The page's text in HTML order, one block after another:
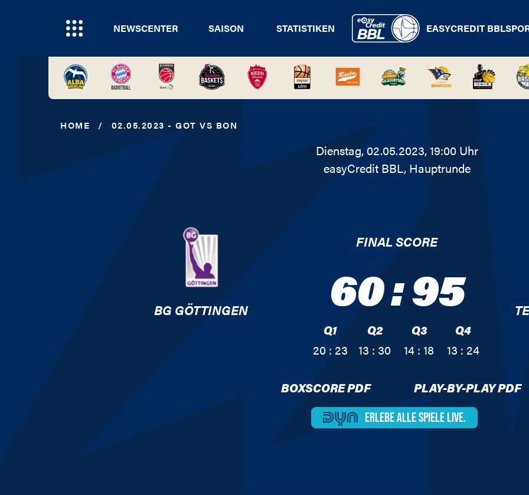
NEWSCENTER SAISON STATISTIKEN EASYCREDIT BBL
HOME / 02.05.2023 - GOT VS BON
Dienstag, 02.05.2023, 19:00 Uhr
easyCredit BBL, Hauptrunde
BG GÖTTINGEN
FINAL SCORE
60:95
Q1
20 : 23
Q2
13 : 30
Q3
14 : 18
Q4
13 : 24
BOXSCORE PDF PLAY-BY-PLAY PDF
ERLEBE ALLESPIELE LIVE.